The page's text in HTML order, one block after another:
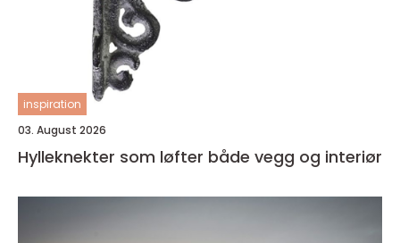
inspiration
03. August 2026
Hylleknekter som løfter både vegg og interiør